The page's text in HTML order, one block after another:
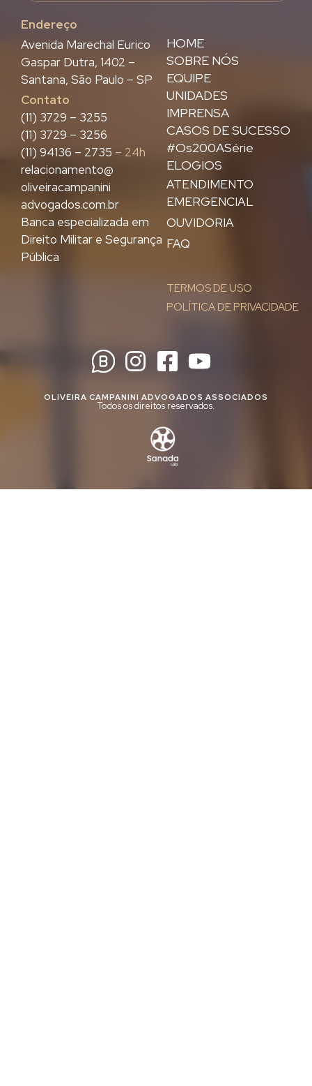
Endereço
HOME
SOBRE NÓS
EQUIPE
UNIDADES
IMPRENSA
CASOS DE SUCESSO
#Os200ASérie
ELOGIOS
ATENDIMENTO
EMERGENCIAL
OUVIDORIA
FAQ
TERMOS DE USO
POLÍTICA DE PRIVACIDADE
Avenida Marechal Eurico
Gaspar Dutra, 1402 –
Santana, São Paulo – SP
Contato
(11) 3729 – 3255
(11) 3729 – 3256
(11) 94136 – 2735 – 24h
relacionamento@
oliveiracampanini
advogados.com.br
Banca especializada em
Direito Militar e Segurança
Pública
OLIVEIRA CAMPANINI ADVOGADOS ASSOCIADOS
Todos os direitos reservados.